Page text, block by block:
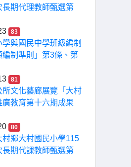
期代理教師甄選第
83
學與國民中學班級編制
編制準則」第3條、第
81
所文化藝廊展覽「大村
教育第十六期成果
80
村鄉大村國民小學115
期代課教師甄選第